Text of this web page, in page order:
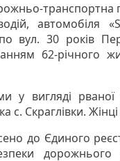
транспортна
автомобіля
вул. 30 років
62-річного
у вигляді
с. Скраглівки.
до Єдиного
дорожнього